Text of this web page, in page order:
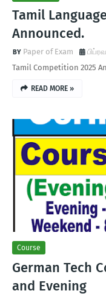
Tamil
Announced.
Paper of Exam
Tamil Competition 2025
READ MORE »
Course
German Tech
and Evening